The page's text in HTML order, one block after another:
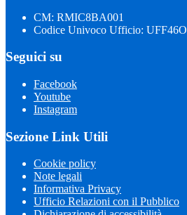
CM: RMIC8BA001
Codice Univoco Ufficio: UFF46O
Seguici su
Facebook
Youtube
Instagram
Sezione Link Utili
Cookie policy
Note legali
Informativa Privacy
Ufficio Relazioni con il Pubblico